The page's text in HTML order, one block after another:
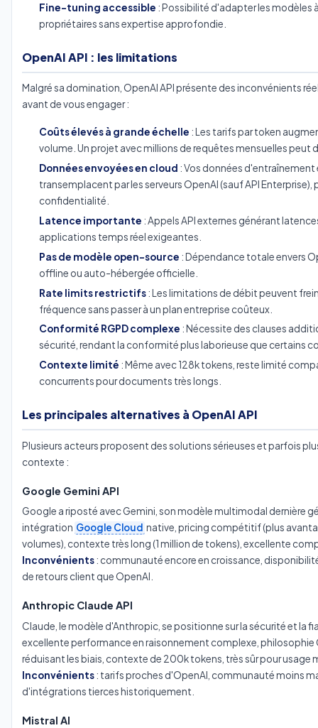
Fine-tuning accessible : Possibilité d'adapter les modèles
propriétaires sans expertise approfondie.
OpenAI API : les limitations
Malgré sa domination, OpenAI API présente des inconvénients
avant de vous engager :
Coûts élevés à grande échelle : Les tarifs par token
volume. Un projet avec millions de requêtes mensuelles peut
Données envoyées en cloud : Vos données
transemplacent par les serveurs OpenAI (sauf API Enterprise),
confidentialité.
Latence importante : Appels API externes générant
applications temps réel exigeantes.
Pas de modèle open-source : Dépendance totale envers
offline ou auto-hébergée officielle.
Rate limits restrictifs: Les limitations de débit peuvent
fréquence sans passer à un plan entreprise coûteux.
Conformité RGPD complexe : Nécessite des clauses
sécurité, rendant la conformité plus laborieuse que certains
Contexte limité : Même avec 128k tokens, reste limité
concurrents pour documents très longs.
Les principales alternatives à OpenAI API
Plusieurs acteurs proposent des solutions sérieuses et parfois
contexte :
Google Gemini API
Google a riposté avec Gemini, son modèle multimodal dernière
intégration Google Cloud native, pricing compétitif (plus
volumes), contexte très long (1 million de tokens), excellente
Inconvénients: communauté encore en croissance,
de retours client que OpenAI.
Anthropic Claude API
Claude, le modèle d'Anthropic, se positionne sur la sécurité et la
excellente performance en raisonnement complexe,
réduisant les biais, contexte de 200k tokens, très sûr pour usage
Inconvénients: tarifs proches d'OpenAI, communauté moins
d'intégrations tierces historiquement.
Mistral AI